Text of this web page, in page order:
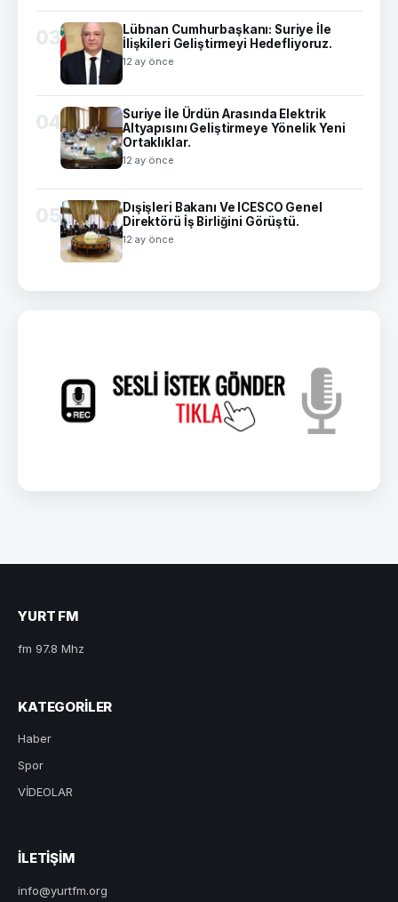
03
Lübnan Cumhurbaşkanı: Suriye İle
İlişkileri Geliştirmeyi Hedefliyoruz.
12 ay önce
04
Suriye İle Ürdün Arasında Elektrik
Altyapısını Geliştirmeye Yönelik Yeni
Ortaklıklar.
12 ay önce
05
Dışişleri Bakanı Ve ICESCO Genel
Direktörü İş Birliğini Görüştü.
12 ay önce
YURT FM
fm 97.8 Mhz
KATEGORILER
Haber
Spor
VİDEOLAR
ILETIŞIM
info@yurtfm.org